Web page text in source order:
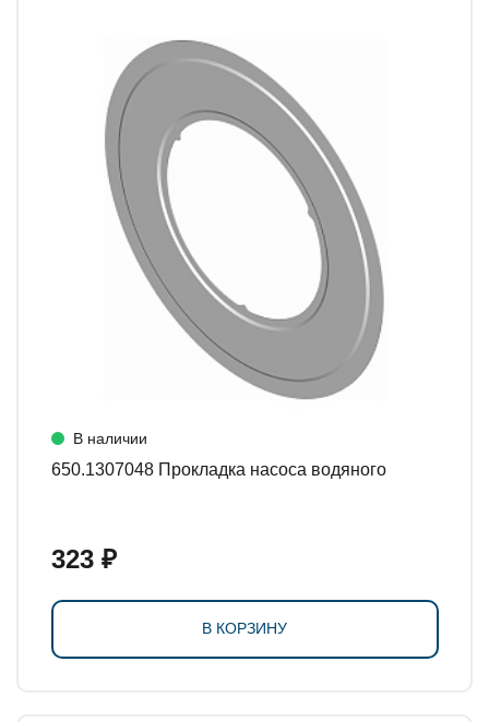
В наличии
650.1307048 Прокладка насоса водяного
323 ₽
В КОРЗИНУ